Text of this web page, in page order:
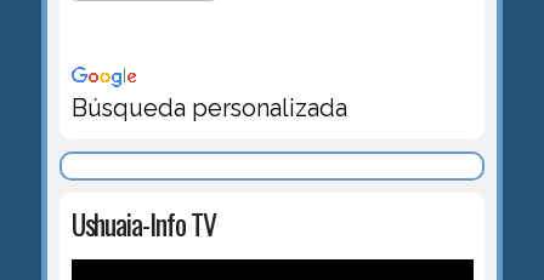
Búsqueda personalizada
Ushuaia-Info TV